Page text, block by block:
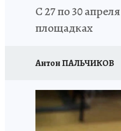
С 27 по 30
площадках
Антон ПАЛЬЧИКОВ